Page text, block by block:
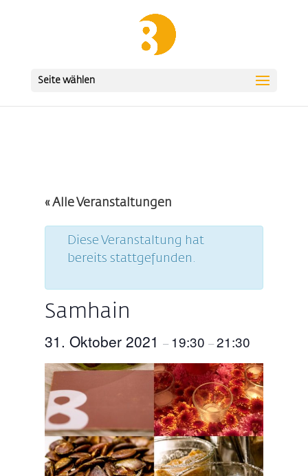
Seite wählen
« Alle Veranstaltungen
Diese Veranstaltung hat
bereits stattgefunden.
Samhain
31. Oktober 2021 – 19:30 –21:30